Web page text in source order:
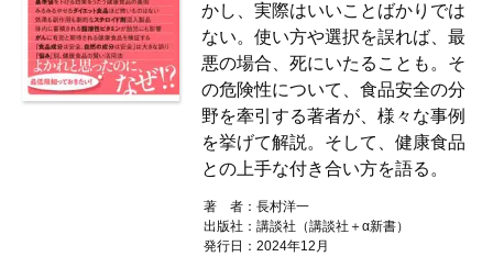
かし、実際はいいことばかりでは
ない。使い方や選択を誤れば、最
悪の場合、死にいたることも。そ
の危険性について、食品安全の分
野を牽引する著者が、様々な事例
を挙げて解説。そして、健康食品
との上手な付き合い方を語る。
著 者： 長村洋一
出版社： 講談社（講談社＋α新書）
発行日：2024年12月